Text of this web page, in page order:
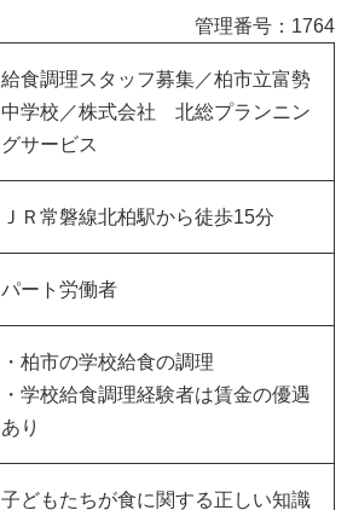
管理番号：1764
給食調理スタッフ募集／柏市立富勢
中学校／株式会社 北総プランニン
グサービス
ＪＲ常磐線北柏駅から徒歩15分
パート労働者
・柏市の学校給食の調理
・学校給食調理経験者は賃金の優遇
あり
子どもたちが食に関する正しい知識